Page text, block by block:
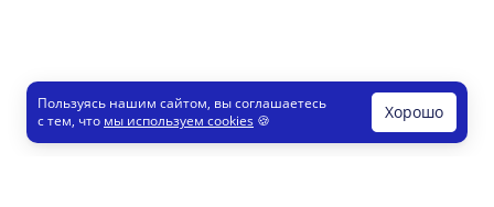
Пользуясь нашим сайтом, вы соглашаетесь
с тем, что мы используем cookies 🍪 Хорошо